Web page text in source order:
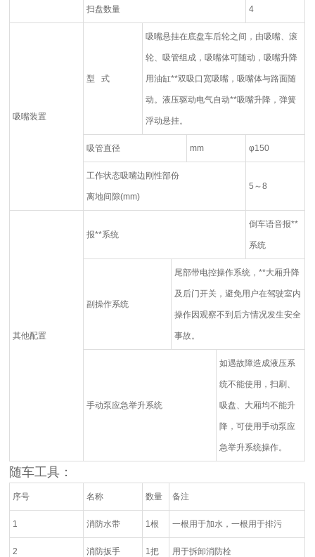
扫盘数量 4
吸嘴装置
型 式
吸嘴悬挂在底盘车后轮之间，由吸嘴、滚
轮、吸管组成，吸嘴体可随动，吸嘴升降
用油缸**双吸口宽吸嘴，吸嘴体与路面随
动。液压驱动电气自动**吸嘴升降，弹簧
浮动悬挂。
吸管直径 mm φ150
工作状态吸嘴边刚性部份
离地间隙(mm)
5～8
其他配置
报**系统
倒车语音报**
系统
副操作系统
尾部带电控操作系统，**大厢升降
及后门开关，避免用户在驾驶室内
操作因观察不到后方情况发生安全
事故。
手动泵应急举升系统
如遇故障造成液压系
统不能使用，扫刷、
吸盘、大厢均不能升
降，可使用手动泵应
急举升系统操作。
随车工具：
序号 名称 数量 备注
1 消防水带 1根 一根用于加水，一根用于排污
2 消防扳手 1把 用于拆卸消防栓